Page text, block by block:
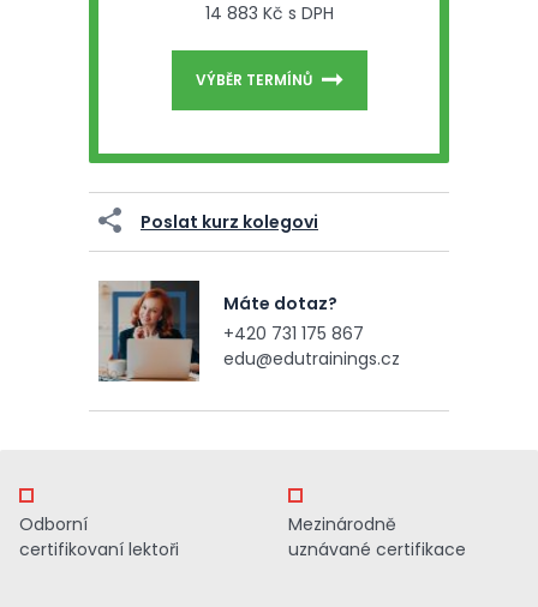
14 883 Kč s DPH
VÝBĚR TERMÍNŮ
Poslat kurz kolegovi
Máte dotaz?
+420 731 175 867
edu@edutrainings.cz
Odborní
certifikovaní lektoři
Mezinárodně
uznávané certifikace